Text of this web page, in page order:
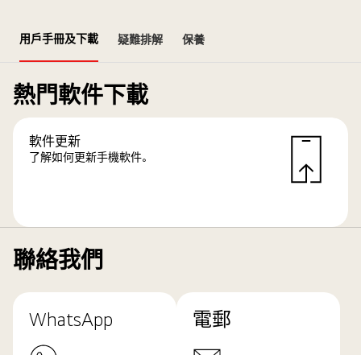
用戶手冊及下載 疑難排解 保養
熱門軟件下載
軟件更新
了解如何更新手機軟件。
聯絡我們
WhatsApp 電郵